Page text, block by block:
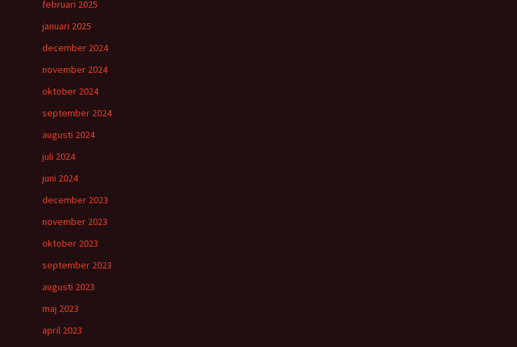
februari 2025
januari 2025
december 2024
november 2024
oktober 2024
september 2024
augusti 2024
juli 2024
juni 2024
december 2023
november 2023
oktober 2023
september 2023
augusti 2023
maj 2023
april 2023